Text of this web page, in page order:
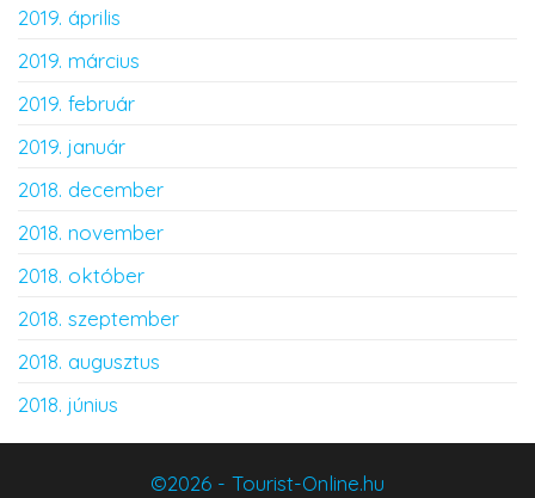
2019. április
2019. március
2019. február
2019. január
2018. december
2018. november
2018. október
2018. szeptember
2018. augusztus
2018. június
©2026 - Tourist-Online.hu